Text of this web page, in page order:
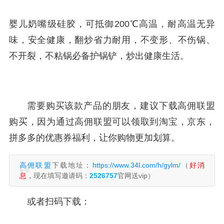
婴儿奶嘴级硅胶，可抵御200℃高温，耐高温无异
味，安全健康，翻炒省力耐用，不变形、不伤锅、
不开裂，不粘锅必备护锅铲，炒出健康生活。
需要购买该款产品的朋友，建议下载高佣联盟
购买，因为通过高佣联盟可以领取到淘宝，京东，
拼多多的优惠券福利，让你购物更加划算。
高佣联盟下载地址： https://www.34l.com/h/gylm/（ 好消
息 ，现在填写邀请码： 2526757官网送vip）
或者扫码下载：